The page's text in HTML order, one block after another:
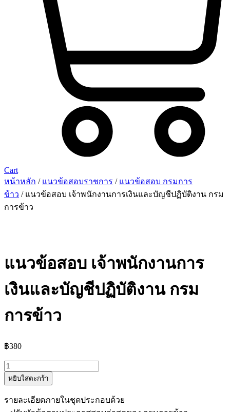
Cart
หน้าหลัก / แนวข้อสอบราชการ / แนวข้อสอบ กรมการ
ข้าว / แนวข้อสอบ เจ้าพนักงานการเงินและบัญชีปฏิบัติงาน กรม
การข้าว
แนวข้อสอบ เจ้าพนักงานการ
เงินและบัญชีปฏิบัติงาน กรม
การข้าว
฿380
จำนวน
แนว
เจ้า
หยิบใส่ตะกร้า
รายละเอียดภายในชุดประกอบด้วย